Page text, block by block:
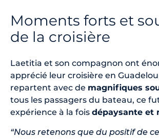
Moments forts et
de la croisière
Laetitia et son compagnon ont
apprécié leur croisière en
repartent avec de magnifiques
tous les passagers du bateau, ce
expérience à la fois dépaysante et
“Nous retenons que du positif de